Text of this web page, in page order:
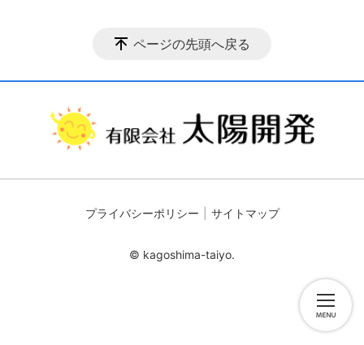
ページの先頭へ戻る
プライバシーポリシー サイトマップ
© kagoshima-taiyo.